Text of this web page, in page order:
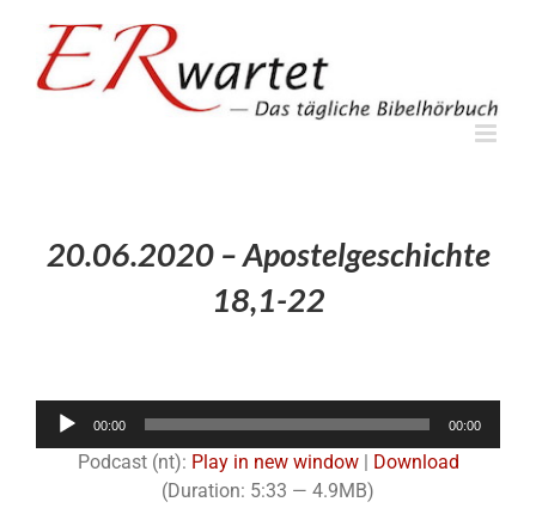
springen
20.06.2020 – Apostelgeschichte
18,1-22
00:00 00:00
Podcast (nt): Play in new window| Download
(Duration: 5:33 — 4.9MB)